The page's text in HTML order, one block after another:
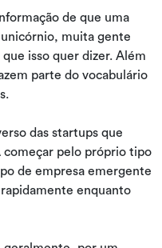
de que uma
muita gente
isso quer dizer. Além
parte do vocabulário
das startups que
começar pelo próprio tipo
de empresa emergente
enquanto